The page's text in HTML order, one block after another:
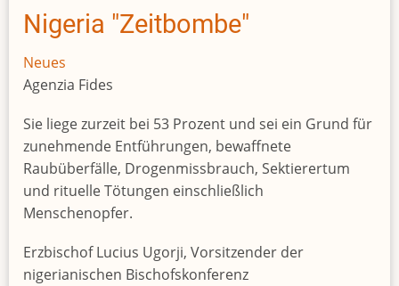
Nigeria "Zeitbombe"
Neues
Agenzia Fides
Sie liege zurzeit bei 53 Prozent und sei ein Grund für
zunehmende Entführungen, bewaffnete
Raubüberfälle, Drogenmissbrauch, Sektierertum
und rituelle Tötungen einschließlich
Menschenopfer.
Erzbischof Lucius Ugorji, Vorsitzender der
nigerianischen Bischofskonferenz